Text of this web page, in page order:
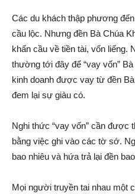
Các du khách thập phương
cầu lộc. Nhưng đền Bà Chúa
khấn cầu về tiền tài, vốn liếng.
thường tới đây để “vay vốn”
kinh doanh được vay từ đền
đem lại sự giàu có.
Nghi thức “vay vốn” cần được
bằng việc ghi vào các tờ sớ.
bao nhiêu và hứa trả lại đền
Mọi người truyền tai nhau một